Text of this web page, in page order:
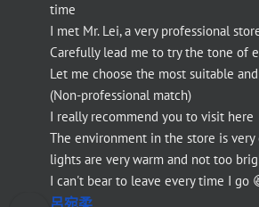
time
I met Mr. Lei, a very professional
Carefully lead me to try the tone of
Let me choose the most suitable
(Non-professional match)
I really recommend you to visit here
The environment in the store is
lights are very warm and not too
I can't bear to leave every time I go